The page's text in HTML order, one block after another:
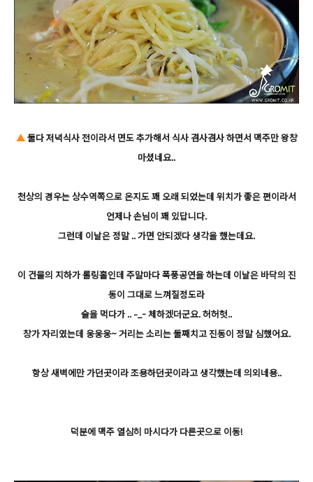
▲ 둘다 저녁식사 전이라서 면도 추가해서 식사 겸사겸사 하면서 맥주만 왕창
마셨네요..
천상의 경우는 상수역쪽으로 온지도 꽤 오래 되었는데 위치가 좋은 편이라서
언제나 손님이 꽤 있답니다.
그런데 이날은 정말 .. 가면 안되겠다 생각을 했는데요.
이 건물의 지하가 롤링홀인데 주말마다 폭풍공연을 하는데 이날은 바닥의 진
동이 그대로 느껴질정도라
술을 먹다가 .. -_- 체하겠더군요. 허허헛..
창가 자리였는데 웅웅웅~ 거리는 소리는 둘째치고 진동이 정말 심했어요.
항상 새벽에만 가던곳이라 조용하던곳이라고 생각했는데 의외네용..
덕분에 맥주 열심히 마시다가 다른곳으로 이동!